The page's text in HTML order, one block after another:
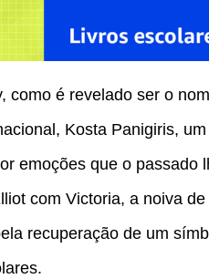
como é revelado ser o
Kosta Panigiris,
emoções que o passado
com Victoria, a noiva
recuperação de um